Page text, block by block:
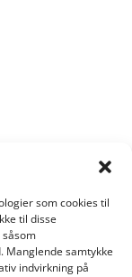
som cookies til
til disse
samtykke
indvirkning på